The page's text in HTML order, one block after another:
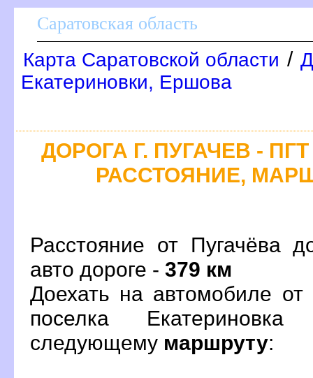
Саратовская область
Карта Саратовской области /
Екатериновки, Ершова
ДОРОГА Г. ПУГАЧЕВ -
РАССТОЯНИЕ,
Расстояние от Пугачёва
авто дороге - 379 км
Доехать на автомобиле от
поселка
следующему маршруту: